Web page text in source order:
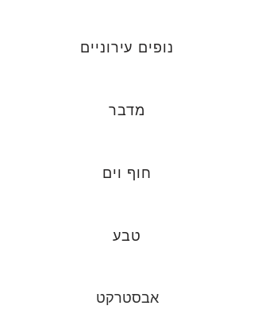
נופים עירוניים
מדבר
חוף וים
טבע
אבסטרקט